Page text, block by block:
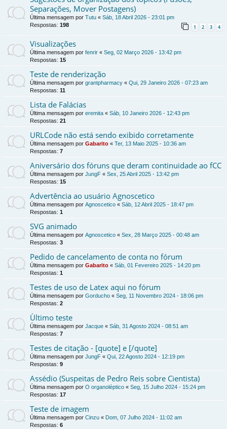
Separações, Mover Postagens)
Última mensagem por Tutu « Sáb, 18 Abril 2026 - 23:01 pm
Respostas: 198 1 2 3 4
Visualizações
Última mensagem por fenrir « Seg, 02 Março 2026 - 13:42 pm
Respostas: 15
Teste de renderização
Última mensagem por grantpharmacy « Qui, 29 Janeiro 2026 - 07:23 am
Respostas: 11
Lista de Falácias
Última mensagem por eremita « Sáb, 10 Janeiro 2026 - 12:43 pm
Respostas: 21
URLCode não está sendo exibido corretamente
Última mensagem por Gabarito « Ter, 13 Maio 2025 - 10:36 am
Respostas: 7
Aniversário dos fóruns que deram continuidade ao fCC
Última mensagem por JungF « Sex, 25 Abril 2025 - 13:42 pm
Respostas: 15
Advertência ao usuário Agnoscetico
Última mensagem por Agnoscetico « Sáb, 12 Abril 2025 - 18:47 pm
Respostas: 1
SVG animado
Última mensagem por Agnoscetico « Sex, 28 Março 2025 - 00:48 am
Respostas: 3
Pedido de cancelamento de conta no fórum
Última mensagem por Gabarito « Sáb, 01 Fevereiro 2025 - 14:20 pm
Respostas: 1
Testes de uso de Latex aqui no fórum
Última mensagem por Gorducho « Seg, 11 Novembro 2024 - 18:06 pm
Respostas: 2
Ùltimo teste
Última mensagem por Jacque « Sáb, 31 Agosto 2024 - 08:51 am
Respostas: 7
Testes de citação - [quote] e [/quote]
Última mensagem por JungF « Qui, 22 Agosto 2024 - 12:19 pm
Respostas: 9
Assédio (Suspeitas de Pedro Reis sobre Cientista)
Última mensagem por O organoléptico « Seg, 15 Julho 2024 - 15:24 pm
Respostas: 17
Teste de imagem
Última mensagem por Cinzu « Dom, 07 Julho 2024 - 11:02 am
Respostas: 6